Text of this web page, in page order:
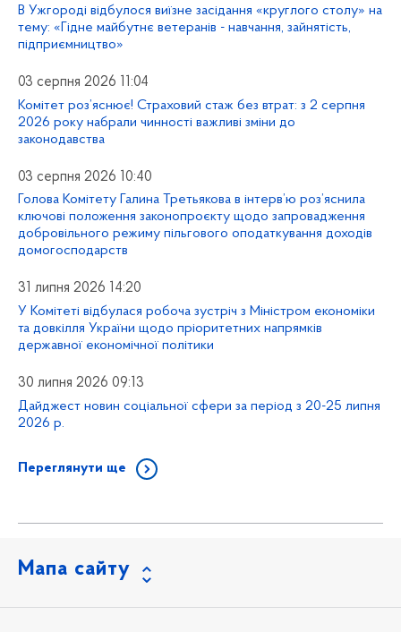
В Ужгороді відбулося виїзне засідання «круглого столу» на
тему: «Гідне майбутнє ветеранів - навчання, зайнятість,
підприємництво»
03 серпня 2026 11:04
Комітет роз’яснює! Страховий стаж без втрат: з 2 серпня
2026 року набрали чинності важливі зміни до
законодавства
03 серпня 2026 10:40
Голова Комітету Галина Третьякова в інтерв’ю роз’яснила
ключові положення законопроєкту щодо запровадження
добровільного режиму пільгового оподаткування доходів
домогосподарств
31 липня 2026 14:20
У Комітеті відбулася робоча зустріч з Міністром економіки
та довкілля України щодо пріоритетних напрямків
державної економічної політики
30 липня 2026 09:13
Дайджест новин соціальної сфери за період з 20-25 липня
2026 р.
Переглянути ще
Мапа сайту